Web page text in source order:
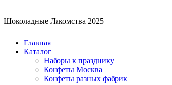
Шоколадные Лакомства 2025
Главная
Каталог
Наборы к празднику
Конфеты Москва
Конфеты разных фабрик